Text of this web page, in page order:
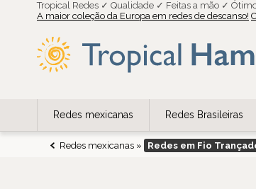
Tropical Redes ✓ Qualidade ✓ Feitas a mão ✓
A maior coleção da Europa em redes de descanso!
Redes mexicanas Redes Brasileiras
Redes mexicanas » Redes em Fio